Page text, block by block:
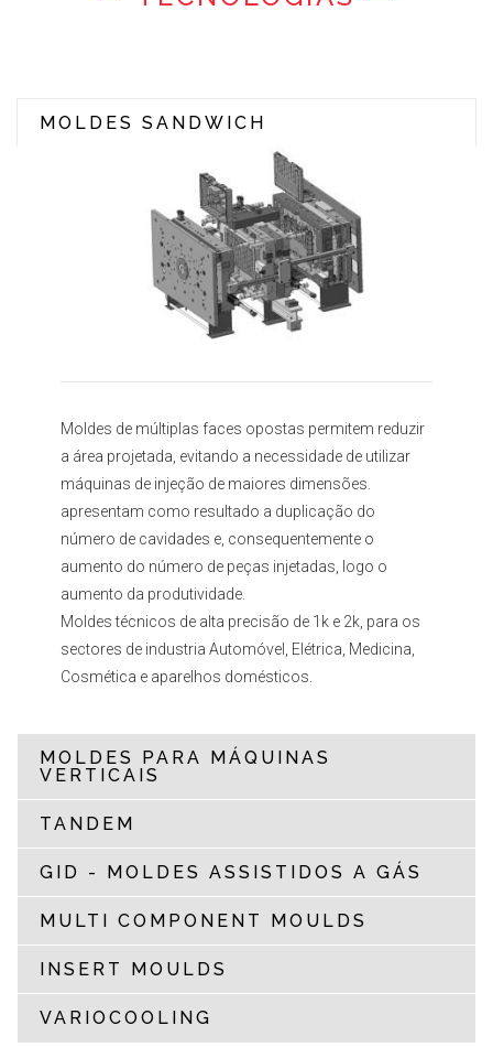
MOLDES SANDWICH
Moldes de múltiplas faces opostas permitem reduzir
a área projetada, evitando a necessidade de utilizar
máquinas de injeção de maiores dimensões.
apresentam como resultado a duplicação do
número de cavidades e, consequentemente o
aumento do número de peças injetadas, logo o
aumento da produtividade.
Moldes técnicos de alta precisão de 1k e 2k, para os
sectores de industria Automóvel, Elétrica, Medicina,
Cosmética e aparelhos domésticos.
MOLDES PARA MÁQUINAS
VERTICAIS
TANDEM
GID - MOLDES ASSISTIDOS A GÁS
MULTI COMPONENT MOULDS
INSERT MOULDS
VARIOCOOLING